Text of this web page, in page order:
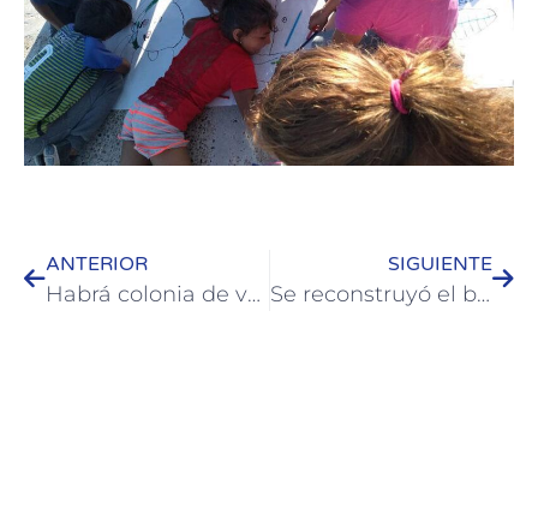
ANTERIOR
Habrá colonia de vacaciones en sedes barriales de Colón
SIGUIENTE
Se reconstruyó el badén de Sanguinetti y Paysandú